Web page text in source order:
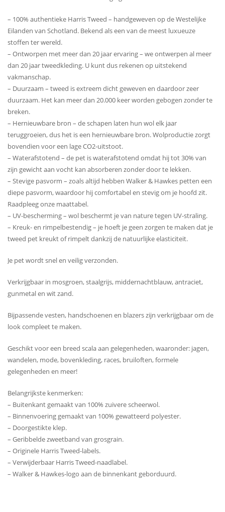
– 100% authentieke Harris Tweed – handgeweven op de Westelijke
Eilanden van Schotland. Bekend als een van de meest luxueuze
stoffen ter wereld.
– Ontworpen met meer dan 20 jaar ervaring – we ontwerpen al meer
dan 20 jaar tweedkleding. U kunt dus rekenen op uitstekend
vakmanschap.
– Duurzaam – tweed is extreem dicht geweven en daardoor zeer
duurzaam. Het kan meer dan 20.000 keer worden gebogen zonder te
breken.
– Hernieuwbare bron – de schapen laten hun wol elk jaar
teruggroeien, dus het is een hernieuwbare bron. Wolproductie zorgt
bovendien voor een lage CO2-uitstoot.
– Waterafstotend – de pet is waterafstotend omdat hij tot 30% van
zijn gewicht aan vocht kan absorberen zonder door te lekken.
– Stevige pasvorm – zoals altijd hebben Walker & Hawkes petten een
diepe pasvorm, waardoor hij comfortabel en stevig om je hoofd zit.
Raadpleeg onze maattabel.
– UV-bescherming – wol beschermt je van nature tegen UV-straling.
– Kreuk- en rimpelbestendig – je hoeft je geen zorgen te maken dat je
tweed pet kreukt of rimpelt dankzij de natuurlijke elasticiteit.
Je pet wordt snel en veilig verzonden.
Verkrijgbaar in mosgroen, staalgrijs, middernachtblauw, antraciet,
gunmetal en wit zand.
Bijpassende vesten, handschoenen en blazers zijn verkrijgbaar om de
look compleet te maken.
Geschikt voor een breed scala aan gelegenheden, waaronder: jagen,
wandelen, mode, bovenkleding, races, bruiloften, formele
gelegenheden en meer!
Belangrijkste kenmerken:
– Buitenkant gemaakt van 100% zuivere scheerwol.
– Binnenvoering gemaakt van 100% gewatteerd polyester.
– Doorgestikte klep.
– Geribbelde zweetband van grosgrain.
– Originele Harris Tweed-labels.
– Verwijderbaar Harris Tweed-naadlabel.
– Walker & Hawkes-logo aan de binnenkant geborduurd.